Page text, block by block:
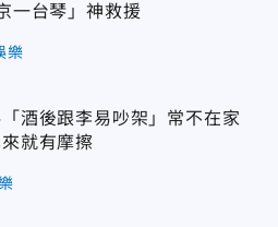
一台琴」神救援
樂
酒後跟李易吵架」常不在家
就有摩擦